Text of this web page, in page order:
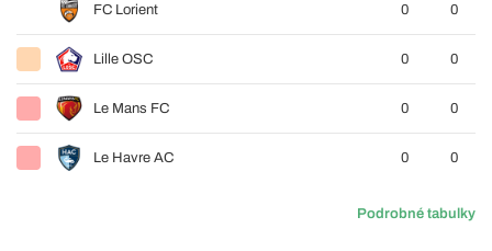
FC Lorient 0 0
Lille OSC 0 0
Le Mans FC 0 0
Le Havre AC 0 0
Podrobné tabulky